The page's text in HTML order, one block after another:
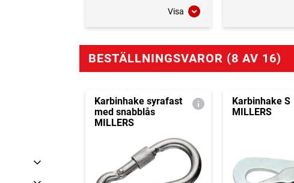
Visa
BESTÄLLNINGSVAROR (8 AV 16)
Karbinhake syrafast
med snabblås
MILLERS
Karbinhake S
MILLERS